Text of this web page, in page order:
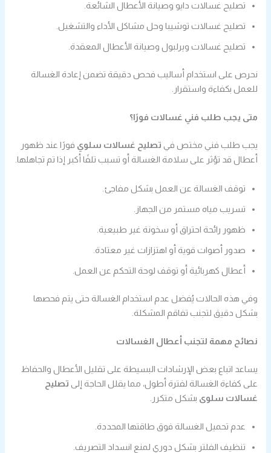
تصليح غسالات دايو وصيانة الأعطال الشائعة.
تصليح غسالات توشيبا وحل مشاكل الأداء والتشغيل.
تصليح غسالات ويرلبول وصيانة الأعطال المعقدة.
نحرص على استخدام أساليب فحص دقيقة تضمن إعادة الغسالة
للعمل بكفاءة واستقرار.
متى يجب طلب فني غسالات فورًا؟
يجب طلب فني مختص في تصليح غسالات سلوي فورًا عند ظهور
أعطال قد تؤثر على سلامة الغسالة أو تسبب تلفًا أكبر إذا تم تجاهلها.
توقف الغسالة عن العمل بشكل مفاجئ.
تسريب مياه مستمر من الجهاز.
ظهور رائحة احتراق أو سخونة غير طبيعية.
صدور أصوات قوية أو اهتزازات غير معتادة.
أعطال كهربائية أو توقف لوحة التحكم عن العمل.
وفي هذه الحالات يُفضل عدم استخدام الغسالة حتى يتم فحصها
بشكل دقيق لتجنب تفاقم المشكلة.
نصائح مهمة لتجنب أعطال الغسالات
يساعد اتباع بعض الإرشادات البسيطة على تقليل الأعطال والحفاظ
على كفاءة الغسالة لفترة أطول، مما يقلل الحاجة إلى تصليح
غسالات سلوى بشكل متكرر.
عدم تحميل الغسالة فوق طاقتها المحددة.
تنظيف الفلتر بشكل دوري لمنع انسداد التصريف.